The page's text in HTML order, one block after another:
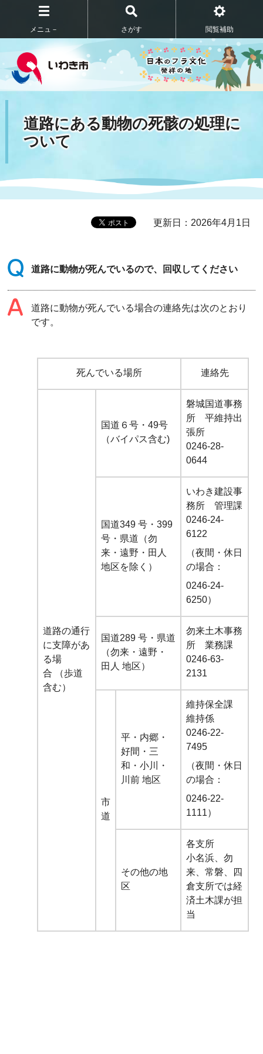
メニュ－ さがす 閲覧補助
道路にある動物の死骸の処理に
ついて
更新日：2026年4月1日
道路に動物が死んでいるので、回収してください
道路に動物が死んでいる場合の連絡先は次のとおり
です。
死んでいる場所 連絡先
道路の通行
に支障があ
る場
合
（歩道
含む）
国道６号・49号
（バイパス含む)
磐城国道事務
所 平維持出
張所
0246-28-
0644
国道349 号・399
号・ 県道（勿
来・遠野・田人
地区を除く）
いわき建設事
務所 管理課
0246-24-
6122
（夜間・休日
の場合：
0246-24-
6250）
国道289 号・ 県道
（勿来・遠野・
田人 地区）
勿来土木事務
所 業務課
0246-63-
2131
市
道
平・内郷・
好間・三
和・小川・
川前 地区
維持保全課
維持係
0246-22-
7495
（夜間・休日
の場合：
0246-22-
1111）
その他の地
区
各支所
小名浜、勿
来、常磐、四
倉支所では経
済土木課が担
当